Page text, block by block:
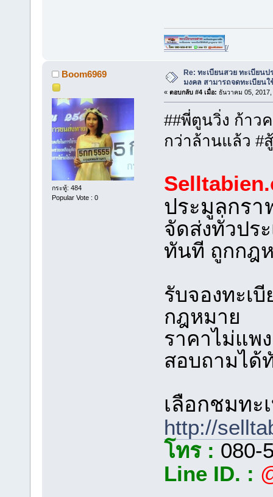
[/
Boom6969
กระทู้: 484
Popular Vote : 0
Re: ทะเบียนสวย ทะเบียน
มงคล สามารถจดทะเบียน
« ตอบกลับ #4 เมื่อ: ธันวาคม 05,
##พี่ตูนวิ่ง ก้าว
กว่าล้านแล้ว #
ประมูลกร
จัดส่งทั่วปร
ทันที ถูกกฎ
รับจองทะเ
กฎหมาย
ราคาไม่แพ
สอบถามได้
เลือกชมทะ
http://
โทร : 080-
Line ID. :